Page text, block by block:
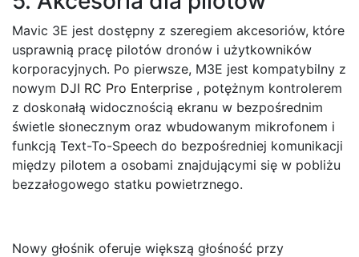
Mavic 3E jest dostępny z szeregiem akcesoriów, które
usprawnią pracę pilotów dronów i użytkowników
korporacyjnych. Po pierwsze, M3E jest kompatybilny z
nowym DJI RC Pro Enterprise , potężnym kontrolerem
z doskonałą widocznością ekranu w bezpośrednim
świetle słonecznym oraz wbudowanym mikrofonem i
funkcją Text-To-Speech do bezpośredniej komunikacji
między pilotem a osobami znajdującymi się w pobliżu
bezzałogowego statku powietrznego.
Nowy głośnik oferuje większą głośność przy